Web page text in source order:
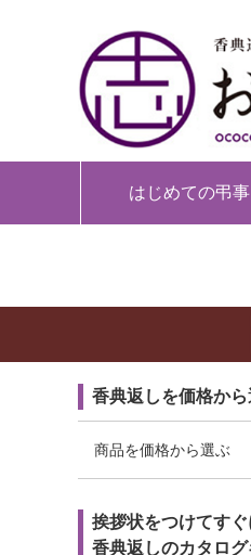
はじめての弔事
香典返しを価格か
商品を価格から選ぶ
挨拶状をつけてすぐ
香典返しのカタロ